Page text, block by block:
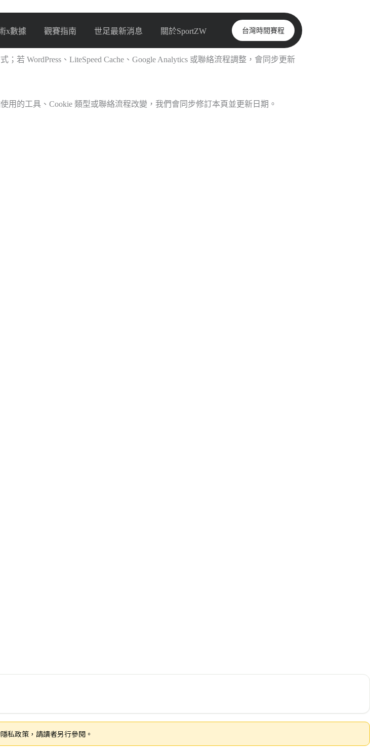
x數據 觀賽指南 世足最新消息 關於SportZW
台灣時間賽程
若 WordPress、LiteSpeed Cache、Google Analytics 或聯絡流程調整，會同步更新
用的工具、Cookie 類型或聯絡流程改變，我們會同步修訂本頁並更新日期。
私政策，請讀者另行參閱。